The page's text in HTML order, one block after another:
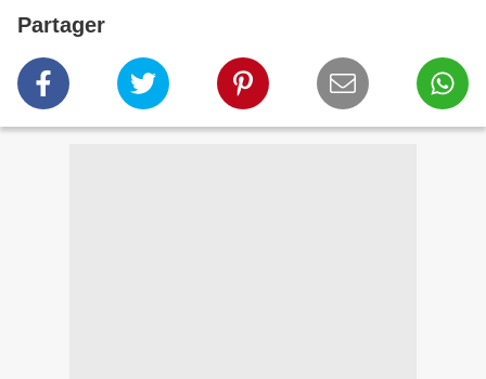
Partager